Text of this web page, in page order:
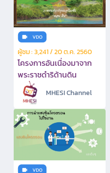
ผู้ชม : 3,241 / 20 ต.ค. 2560
โครงการอันเนื่องมาจาก
พระราชดำริด้านดิน
MHESI Channel